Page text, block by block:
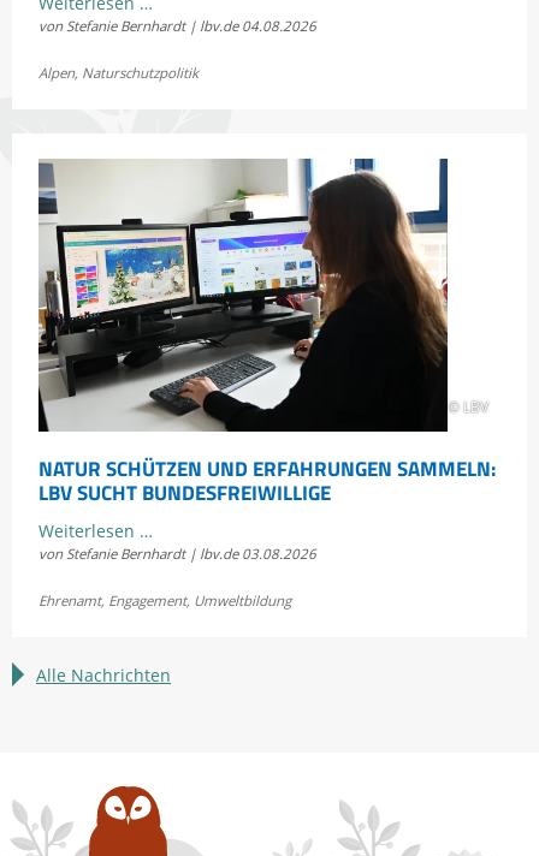
und
einigen
die
Scheidtobelbahn
von Stefanie Bernhardt | lbv.de 04.08.2026
Alpen, Naturschutzpolitik
© LBV
NATUR SCHÜTZEN UND ERFAHRUNGEN SAMMELN:
LBV SUCHT BUNDESFREIWILLIGE
Weiterlesen …Natur
schützen
LBV
von Stefanie Bernhardt | lbv.de 03.08.2026
Ehrenamt, Engagement, Umweltbildung
Alle Nachrichten